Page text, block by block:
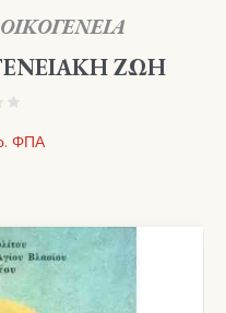
ΖΩΗ
ΦΠΑ